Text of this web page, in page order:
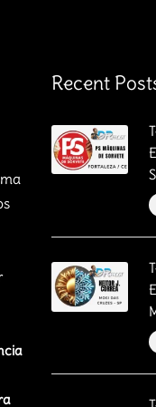
Recent